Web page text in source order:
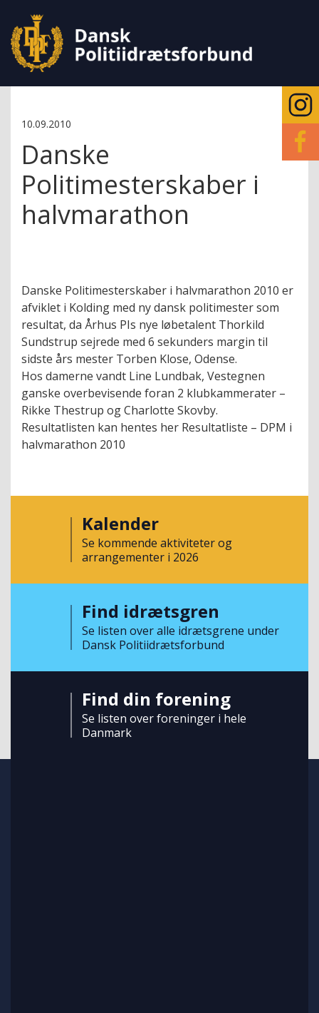
10.09.2010
Danske
Politimesterskaber i
halvmarathon
Danske Politimesterskaber i halvmarathon 2010 er
afviklet i Kolding med ny dansk politimester som
resultat, da Århus PIs nye løbetalent Thorkild
Sundstrup sejrede med 6 sekunders margin til
sidste års mester Torben Klose, Odense.
Hos damerne vandt Line Lundbak, Vestegnen
ganske overbevisende foran 2 klubkammerater –
Rikke Thestrup og Charlotte Skovby.
Resultatlisten kan hentes her Resultatliste – DPM i
halvmarathon 2010
Kalender
Se kommende aktiviteter og
arrangementer i 2026
Find idrætsgren
Se listen over alle idrætsgrene under
Dansk Politiidrætsforbund
Find din forening
Se listen over foreninger i hele
Danmark